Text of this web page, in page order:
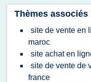
Thèmes associés
site de vente en
maroc
site achat en
site de vente de
france